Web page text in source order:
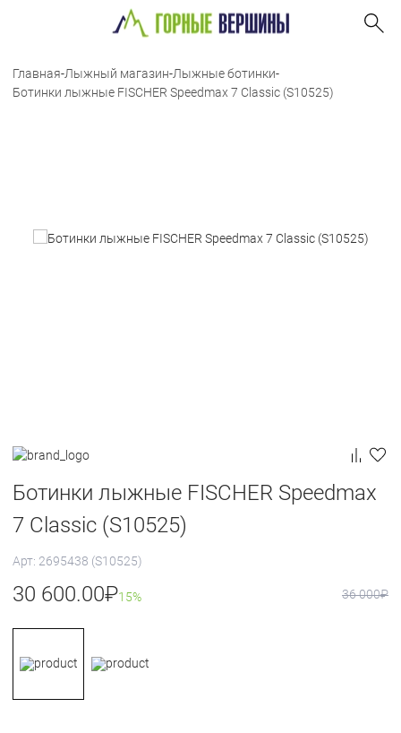
Главная-Лыжный магазин-Лыжные ботинки-
Ботинки лыжные FISCHER Speedmax 7 Classic (S10525)
Ботинки лыжные FISCHER Speedmax
7 Classic (S10525)
Арт: 2695438 (S10525)
30 600.00₽15% 36 000₽